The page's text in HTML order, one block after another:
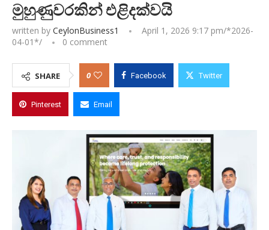
මුහුණුවරකින් එළිදක්වයි
written by CeylonBusiness1 April 1, 2026 9:17 pm/*2026-
04-01*/ 0 comment
SHARE 0 Facebook Twitter
Pinterest Email